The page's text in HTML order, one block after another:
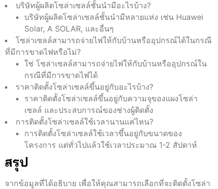
บริษัทผู้ผลิตโซล่าเซลล์ชั้นนำมีอะไรบ้าง?
บริษัทผู้ผลิตโซล่าเซลล์ชั้นนำมีหลายแห่ง เช่น Huawei
Solar, A SOLAR, และอื่นๆ
โซล่าเซลล์สามารถจ่ายไฟให้กับบ้านหรืออุปกรณ์ได้ในกรณี
ที่มีการขาดไฟหรือไม่?
ใช่ โซล่าเซลล์สามารถจ่ายไฟให้กับบ้านหรืออุปกรณ์ใน
กรณีที่มีการขาดไฟได้
ราคาติดตั้งโซล่าเซลล์ขึ้นอยู่กับอะไรบ้าง?
ราคาติดตั้งโซล่าเซลล์ขึ้นอยู่กับความจุของแผงโซล่า
เซลล์ และประสบการณ์ของช่างผู้ติดตั้ง
การติดตั้งโซล่าเซลล์ใช้เวลานานแค่ไหน?
การติดตั้งโซล่าเซลล์ใช้เวลาขึ้นอยู่กับขนาดของ
โครงการ แต่ทั่วไปแล้วใช้เวลาประมาณ 1-2 สัปดาห์
สรุป
จากข้อมูลที่ได้อธิบาย เพื่อให้คุณสามารถเลือกที่จะติดตั้งโซล่า